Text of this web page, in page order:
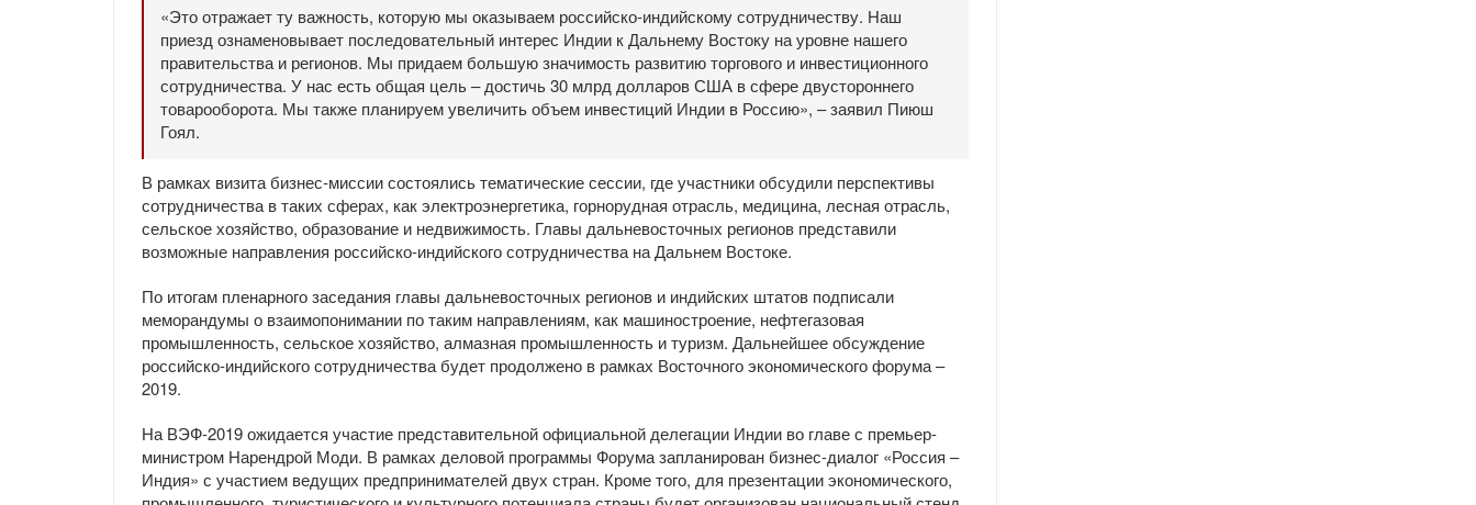
«Это отражает ту важность, которую мы оказываем российско-индийскому сотрудничеству. Наш
приезд ознаменовывает последовательный интерес Индии к Дальнему Востоку на уровне нашего
правительства и регионов. Мы придаем большую значимость развитию торгового и инвестиционного
сотрудничества. У нас есть общая цель – достичь 30 млрд долларов США в сфере двустороннего
товарооборота. Мы также планируем увеличить объем инвестиций Индии в Россию», – заявил Пиюш
Гоял.
В рамках визита бизнес-миссии состоялись тематические сессии, где участники обсудили перспективы
сотрудничества в таких сферах, как электроэнергетика, горнорудная отрасль, медицина, лесная отрасль,
сельское хозяйство, образование и недвижимость. Главы дальневосточных регионов представили
возможные направления российско-индийского сотрудничества на Дальнем Востоке.
По итогам пленарного заседания главы дальневосточных регионов и индийских штатов подписали
меморандумы о взаимопонимании по таким направлениям, как машиностроение, нефтегазовая
промышленность, сельское хозяйство, алмазная промышленность и туризм. Дальнейшее обсуждение
российско-индийского сотрудничества будет продолжено в рамках Восточного экономического форума –
2019.
На ВЭФ-2019 ожидается участие представительной официальной делегации Индии во главе с премьер-
министром Нарендрой Моди. В рамках деловой программы Форума запланирован бизнес-диалог «Россия –
Индия» с участием ведущих предпринимателей двух стран. Кроме того, для презентации экономического,